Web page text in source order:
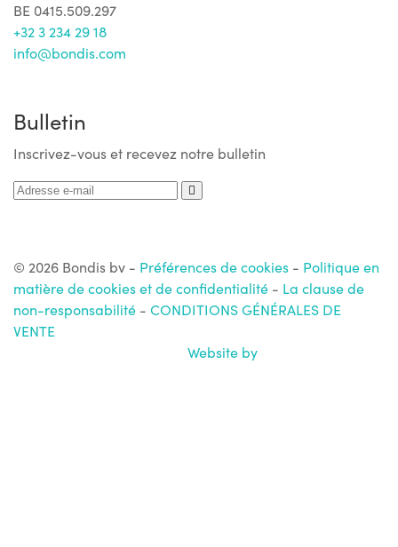
BE 0415.509.297
+32 3 234 29 18
info@bondis.com
Bulletin
Inscrivez-vous et recevez notre bulletin
© 2026 Bondis bv - Préférences de cookies - Politique en
matière de cookies et de confidentialité - La clause de
non-responsabilité - CONDITIONS GÉNÉRALES DE
VENTE
Website by